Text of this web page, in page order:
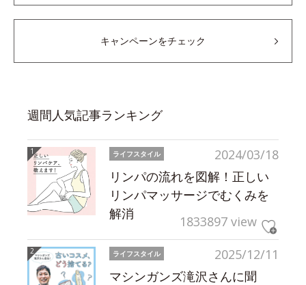
キャンペーンをチェック
週間人気記事ランキング
2024/03/18
ライフスタイル
リンパの流れを図解！正しい
リンパマッサージでむくみを
解消
1833897 view
2025/12/11
ライフスタイル
マシンガンズ滝沢さんに聞